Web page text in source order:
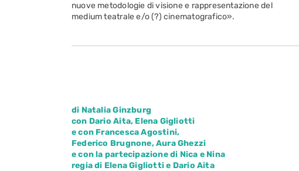
nuove metodologie di visione e rappresentazione del
medium teatrale e/o (?) cinematografico».
di Natalia Ginzburg
con Dario Aita, Elena Gigliotti
e con Francesca Agostini,
Federico Brugnone, Aura Ghezzi
e con la partecipazione di Nica e Nina
regia di Elena Gigliotti e Dario Aita